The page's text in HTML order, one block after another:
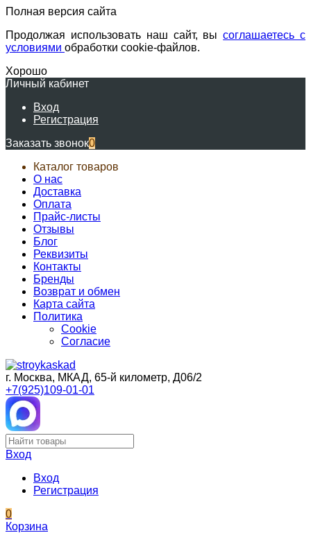
Полная версия сайта
Продолжая использовать наш сайт, высоглашаетесь с
условиями обработки cookie-файлов.
Хорошо
Личный кабинет
Вход
Регистрация
Заказать звонок0
Каталог товаров
О нас
Доставка
Оплата
Прайс-листы
Отзывы
Блог
Реквизиты
Контакты
Бренды
Возврат и обмен
Карта сайта
Политика
Cookie
Согласие
г. Москва, МКАД, 65-й километр, Д06/2
+7(925)109-01-01
Вход
Вход
Регистрация
0
Корзина